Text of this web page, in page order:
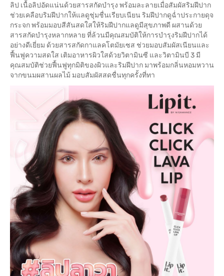
ลิป เนื้อลิปอัดแน่นด้วยสารสกัดบำรุง พร้อมละลายเมื่อสัมผัสริมฝีปาก
ช่วยเคลือบริมฝีปากให้แลดูชุ่มชื่นเรียบเนียน ริมฝีปากดูฉ่ำประกายดุจ
กระจก พร้อมมอบสีสันสดใสให้ริมฝีปากแลดูมีสุขภาพดี ผสานด้วย
สารสกัดบำรุงหลากหลาย ที่ล้วนมีคุณสมบัติให้การบำรุงริมฝีปากได้
อย่างดีเยี่ยม ด้วยสารสกัดกาแลคโตมัยเซส ช่วยมอบสัมผัสเนียนและ
ฟื้นฟูความสดใส เติมอาหารผิวใสด้วยวิตามินซี และวิตามินบี 3 มี
คุณสมบัติช่วยฟื้นฟูทุกมิติของผิวและริมฝีปาก มาพร้อมกลิ่นหอมหวาน
จากขนมผสานผลไม้ มอบสัมผัสสดชื่นทุกครั้งที่ทา